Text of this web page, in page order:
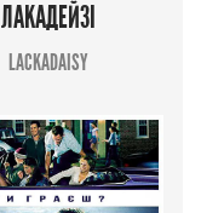
ЛАКАДЕЙЗІ
LACKADAISY